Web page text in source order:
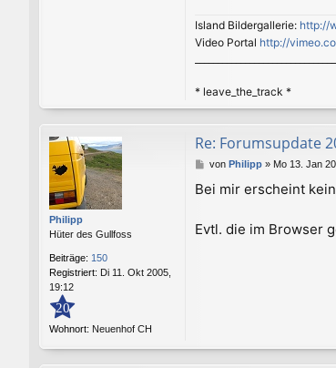
Island Bildergallerie: http://
Video Portal http://
* leave_the_track *
Philipp
Hüter des Gullfoss
Beiträge: 150
Registriert: Di 11. Okt 2005,
19:12
20
Wohnort: Neuenhof CH
Re: Forumsupdate
B
i
a
von Philipp» Mo 13. Jan
Bei mir erscheint
Evtl. die im Browser